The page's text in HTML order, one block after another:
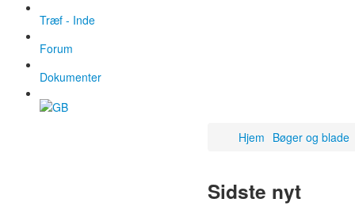
Træf - Inde
Forum
Dokumenter
Hjem Bøger og blade
Sidste nyt